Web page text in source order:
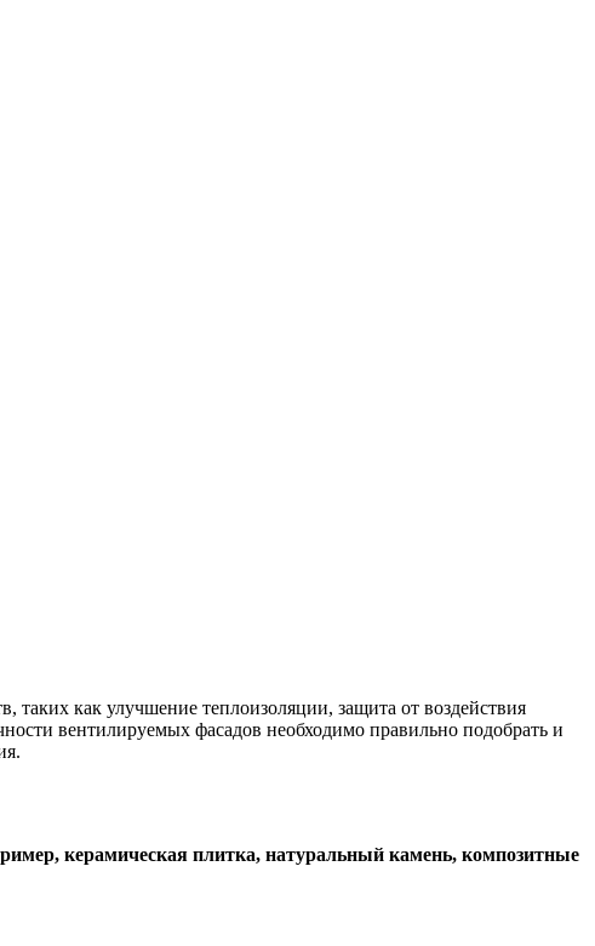
как улучшение теплоизоляции, защита от воздействия
вентилируемых фасадов необходимо правильно подобрать и
керамическая плитка, натуральный камень, композитные